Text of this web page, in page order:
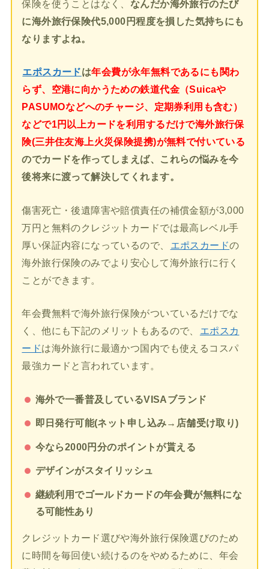
保険を使うことはなく、 なんだか海外旅行のたび
に海外旅行保険代5,000円程度を損した気持ちにも
なりますよね。
エポスカードは年会費が永年無料であるにも関わ
らず、空港に向かうための鉄道代金（Suicaや
PASUMOなどへのチャージ、定期券利用も含む）
などで1円以上カードを利用するだけで海外旅行保
険(三井住友海上火災保険提携)が無料で付いている
のでカードを作ってしまえば、これらの悩みを今
後将来に渡って解決してくれます。
傷害死亡・後遺障害や賠償責任の補償金額が3,000
万円と無料のクレジットカードでは最高レベル手
厚い保証内容になっているので、
エポスカードの
海外旅行保険のみでより安心して海外旅行に行く
ことができます。
年会費無料で海外旅行保険がついているだけでな
く、他にも下記のメリットもあるので、
エポスカ
ードは海外旅行に最適かつ国内でも使えるコスパ
最強カードと言われています。
海外で一番普及しているVISAブランド
即日発行可能(ネット申し込み→店舗受け取り)
今なら2000円分のポイントが貰える
デザインがスタイリッシュ
継続利用でゴールドカードの年会費が無料にな
る可能性あり
クレジットカード選びや海外旅行保険選びのため
に時間を毎回使い続けるのをやめるために、年会